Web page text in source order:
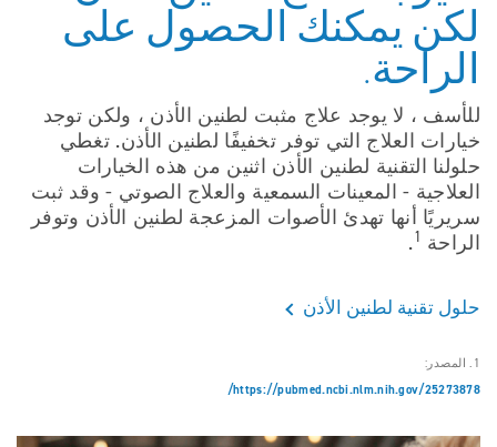
لكن يمكنك الحصول على
الراحة.
للأسف ، لا يوجد علاج مثبت لطنين الأذن ، ولكن توجد
خيارات العلاج التي توفر تخفيفًا لطنين الأذن. تغطي
حلولنا التقنية لطنين الأذن اثنين من هذه الخيارات
العلاجية - المعينات السمعية والعلاج الصوتي - وقد ثبت
سريريًا أنها تهدئ الأصوات المزعجة لطنين الأذن وتوفر
الراحة 1
.
حلول تقنية لطنين الأذن
1. المصدر:
https://pubmed.ncbi.nlm.nih.gov/25273878/